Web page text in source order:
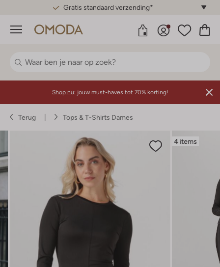
Gratis standaard verzending*
Menu
Shop nu: jouw must-haves tot 70% korting!
Terug Tops & T-Shirts Dames
4 items